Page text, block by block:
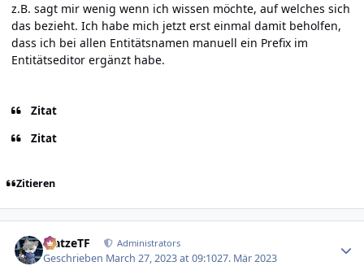
z.B. sagt mir wenig wenn ich wissen möchte, auf welches sich
das bezieht. Ich habe mich jetzt erst einmal damit beholfen,
dass ich bei allen Entitätsnamen manuell ein Prefix im
Entitätseditor ergänzt habe.
Zitat
Zitat
Zitieren
MatzeTF Administrators
Geschrieben March 27, 2023 at 09:1027. Mär 2023